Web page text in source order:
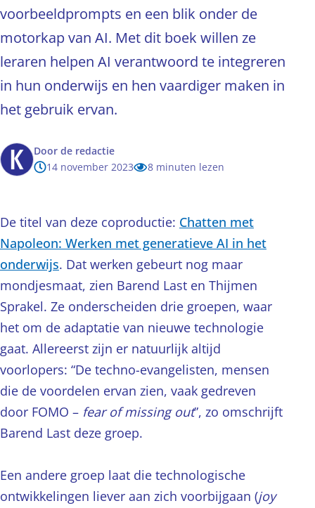
voorbeeldprompts en een blik onder de
motorkap van AI. Met dit boek willen ze
leraren helpen AI verantwoord te integreren
in hun onderwijs en hen vaardiger maken in
het gebruik ervan.
Door de redactie
14 november 2023
8 minuten lezen
De titel van deze coproductie: Chatten met
Napoleon: Werken met generatieve AI in het
onderwijs. Dat werken gebeurt nog maar
mondjesmaat, zien Barend Last en Thijmen
Sprakel. Ze onderscheiden drie groepen, waar
het om de adaptatie van nieuwe technologie
gaat. Allereerst zijn er natuurlijk altijd
voorlopers: “De techno-evangelisten, mensen
die de voordelen ervan zien, vaak gedreven
door FOMO – fear of missing out”, zo omschrijft
Barend Last deze groep.
Een andere groep laat die technologische
ontwikkelingen liever aan zich voorbijgaan (joy